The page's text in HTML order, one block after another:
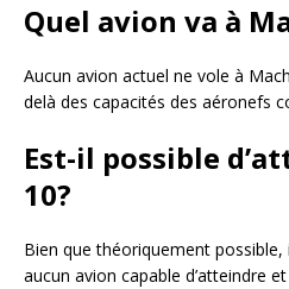
Quel avion va à
Aucun avion actuel ne vole à
delà des capacités des aéronefs
Est-il possible
10?
Bien que théoriquement possible,
aucun avion capable d’atteindre